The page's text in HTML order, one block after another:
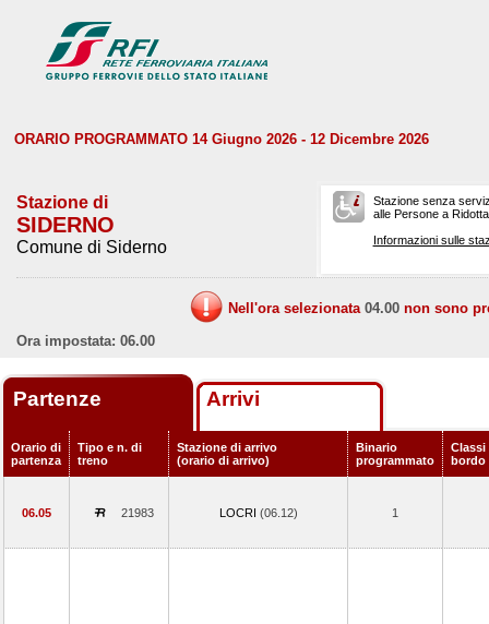
ORARIO PROGRAMMATO 14 Giugno 2026 - 12 Dicembre 2026
Stazione di
SIDERNO
Comune di Siderno
Stazione senza
alle Persone a
Informazioni sulle
Nell'ora selezionata 04.00 non sono
Ora impostata: 06.00
Partenze Arrivi
Orario di
partenza
Tipo e n. di
treno
Stazione di arrivo
(orario di arrivo)
Binario
programmato
Classi
bordo
06.05 21983 LOCRI (06.12) 1